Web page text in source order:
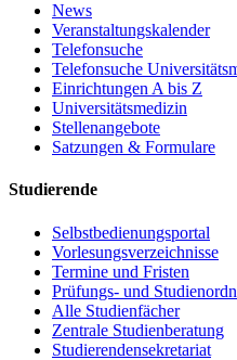
News
Veranstaltungskalender
Telefonsuche
Telefonsuche
Einrichtungen A bis Z
Universitätsmedizin
Stellenangebote
Satzungen & Formulare
Studierende
Selbstbedienungsportal
Vorlesungsverzeichnisse
Termine und Fristen
Prüfungs- und
Alle Studienfächer
Zentrale Studienberatung
Studierendensekretariat